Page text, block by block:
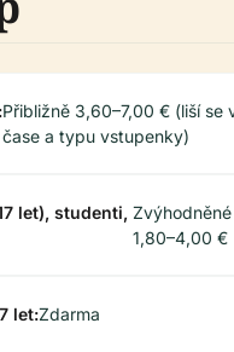
Přibližně 3,60–7,00 € (liší se
čase a typu vstupenky)
let), studenti,
1,80–4,00 €
let:Zdarma